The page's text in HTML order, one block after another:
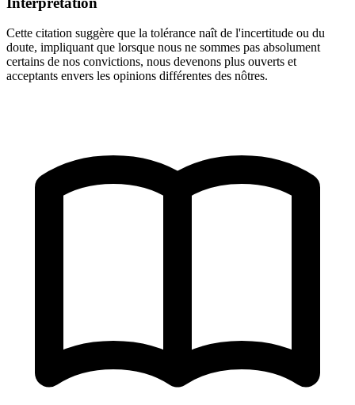
Cette citation suggère que la tolérance naît de l'incertitude ou du
doute, impliquant que lorsque nous ne sommes pas absolument
certains de nos convictions, nous devenons plus ouverts et
acceptants envers les opinions différentes des nôtres.